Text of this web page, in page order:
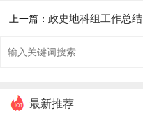
上一篇： 政史地科组工作总结
最新推荐